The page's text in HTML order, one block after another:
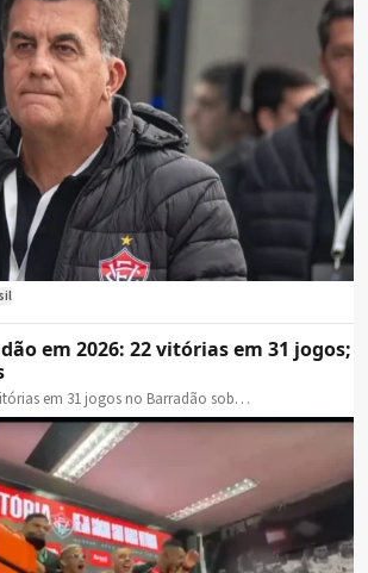
em 2026: 22 vitórias em 31 jogos;
em 31 jogos no Barradão sob…